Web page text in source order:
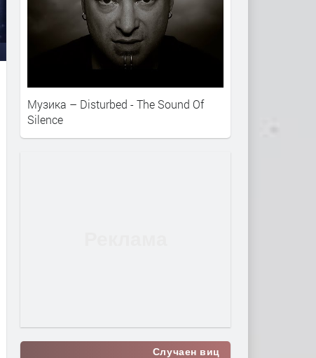
Музика – Disturbed - The Sound Of
Silence
Случаен виц